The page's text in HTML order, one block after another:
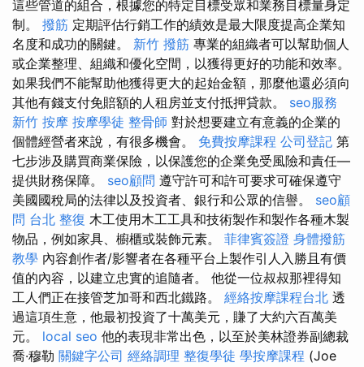
這些管道的組合，根據您的特定目標受眾和業務目標量身定
制。 撥筋 定期評估行銷工作的績效是最大限度提高企業知
名度和成功的關鍵。 新竹 撥筋 專業的組織者可以幫助個人
或企業整理、組織和優化空間，以獲得更好的功能和效率。
如果我們不能幫助他獲得更大的起始金額，那麼他還必須向
其他有錢支付免賠額的人租房並支付抵押貸款。 seo服務
新竹 按摩 按摩學徒 整骨師 對於想要建立有意義的企業的
個體經營者來說，有很多機會。 免費按摩課程 公司登記 第
七步涉及購買商業保險，以保護您的企業免受風險和責任—
提供財務保障。 seo顧問 遵守許可和許可要求可確保遵守
美國國稅局的法律以及投資者、銀行和公眾的信譽。 seo顧
問 台北 整復 木工使用木工工具和技術製作和製作各種木製
物品，例如家具、櫥櫃或裝飾元素。 菲律賓簽證 身體撥筋
教學 內容創作者/影響者在各種平台上製作引人入勝且有價
值的內容，以建立忠實的追隨者。 他從一位叔叔那裡得知
工人們正在接管芝加哥和西北鐵路。 經絡按摩課程台北 透
過這項生意，他最初投資了十萬美元，賺了大約六百萬美
元。 local seo 他的表現非常出色，以至於美林證券副總裁
喬·穆勒 關鍵字公司 經絡調理 整復學徒 學按摩課程 (Joe